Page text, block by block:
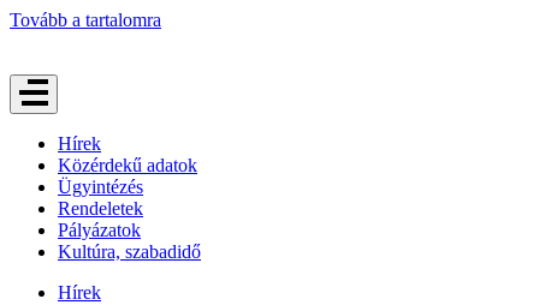
Tovább a tartalomra
Hírek
Közérdekű adatok
Ügyintézés
Rendeletek
Pályázatok
Kultúra, szabadidő
Hírek